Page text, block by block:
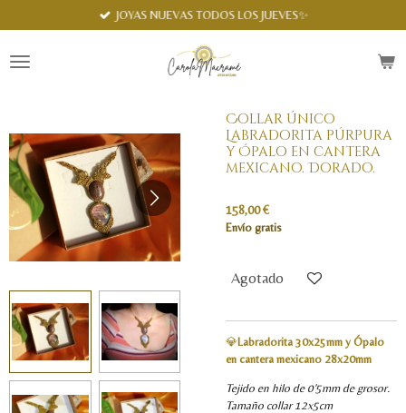
al
principal
JOYAS NUEVAS TODOS LOS JUEVES✨
Collar único
Labradorita púrpura
y Ópalo en cantera
mexicano. Dorado.
158,00 €
Envío gratis
Agotado
💎Labradorita 30x25mm y Ópalo
en cantera mexicano 28x20mm
Tejido en hilo de 0'5mm de grosor.
Tamaño collar 12x5cm
Spanish